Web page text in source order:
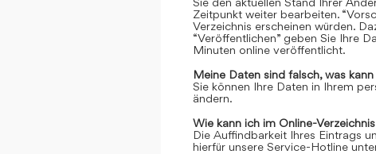
Zeitpunkt weiter bearbeiten.
Verzeichnis erscheinen würden.
“Veröffentlichen” geben Sie Ihre
Minuten online veröffentlicht.
Meine Daten sind falsch, was
Sie können Ihre Daten in Ihrem
ändern.
Wie kann ich im Online-
Die Auffindbarkeit Ihres Eintrags
hierfür unsere Service-Hotline